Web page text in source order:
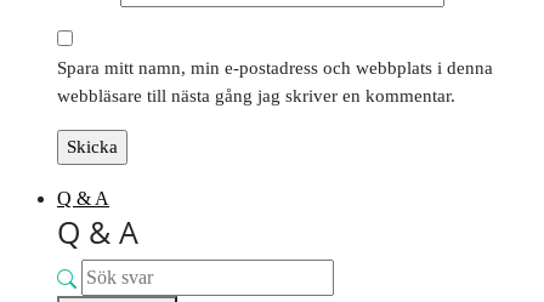
Spara mitt namn, min e-postadress och webbplats i denna
webbläsare till nästa gång jag skriver en kommentar.
Q & A
Q & A